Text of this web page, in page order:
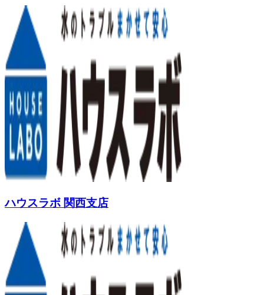
ハウスラボ 関西支店